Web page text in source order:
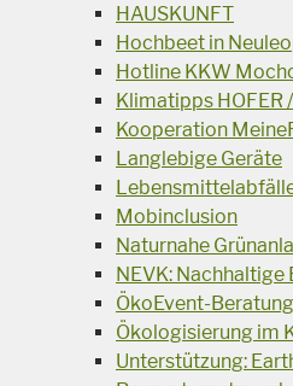
HAUSKUNFT
Hochbeet in
Hotline KKW
Klimatipps HOFER
Kooperation
Langlebige Geräte
Mobinclusion
Naturnahe
NEVK:
ÖkoEvent-Beratung
Ökologisierung im
Unterstützung: